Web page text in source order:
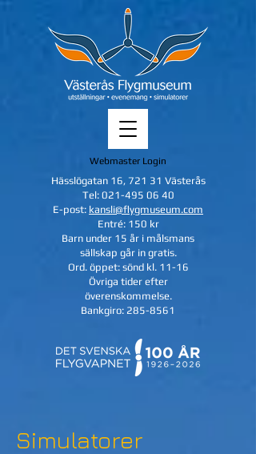
Hässlögatan 16, 721 31 Västerås
Tel: 021-495 06 40
E-post: kansli@flygmuseum.com
Entré: 150 kr
Barn under 15 år i målsmans
sällskap går in gratis.
Ord. öppet: sönd kl. 11-16
Övriga tider efter
överenskommelse.
Bankgiro: 285-8561
Webmaster Login
Simulatorer